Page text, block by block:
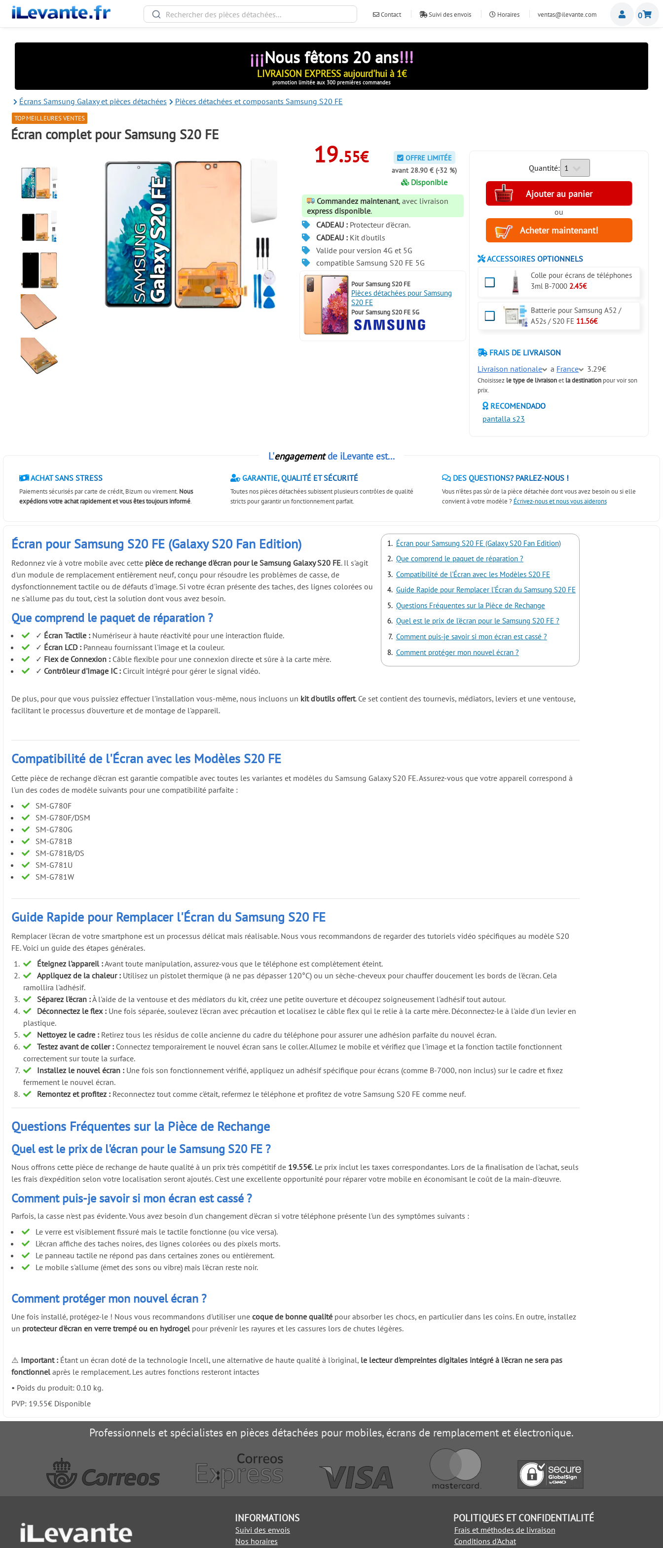
Contact Suivi des envois Horaires ventas@ilevante.com 0
¡¡¡Nous fêtons 20 ans!!!
LIVRAISON EXPRESS aujourd'hui à 1€
promotion limitée aux 300 premières commandes
Écrans Samsung Galaxy et pièces détachées Pièces détachées et composants Samsung S20 FE
TOP MEILLEURES VENTES
Écran complet pour Samsung S20 FE
19.55€
OFFRE LIMITÉE
avant 28.90 € (-32 %)
Disponible
Commandez maintenant, avec livraison
express disponible.
CADEAU :Protecteur d'écran.
CADEAU :Kit d'outils
Valide pour version 4G et 5G
compatible Samsung S20 FE 5G
Pour Samsung S20 FE
Pièces détachées pour Samsung
S20 FE
Pour Samsung S20 FE 5G
Quantité:
ou
ACCESSOIRES OPTIONNELS
Colle pour écrans de téléphones
3ml B-7000 2.45€
Batterie pour Samsung A52 /
A52s / S20 FE 11.56€
FRAIS DE LIVRAISON
Livraison nationale
a France 3.29€
Choisissez le type de livraisonetla destination pour voir son
prix.
RECOMENDADO
pantalla s23
L'engagementde iLevante est...
ACHAT SANS STRESS
Paiements sécurisés par carte de crédit, Bizum ou virement. Nous
expédions votre achat rapidement et vous êtes toujours informé.
GARANTIE, QUALITÉ ET SÉCURITÉ
Toutes nos pièces détachées subissent plusieurs contrôles de qualité
stricts pour garantir un fonctionnement parfait.
DES QUESTIONS? PARLEZ-NOUS !
Vous n'êtes pas sûr de la pièce détachée dont vous avez besoin ou si elle
convient à votre modèle ? Écrivez-nous et nous vous aiderons
Écran pour Samsung S20 FE (Galaxy S20 Fan Edition)
Que comprend le paquet de réparation ?
Compatibilité de l'Écran avec les Modèles S20 FE
Guide Rapide pour Remplacer l'Écran du Samsung S20 FE
Questions Fréquentes sur la Pièce de Rechange
Quel est le prix de l'écran pour le Samsung S20 FE ?
Comment puis-je savoir si mon écran est cassé ?
Comment protéger mon nouvel écran ?
Écran pour Samsung S20 FE (Galaxy S20 Fan Edition)
Redonnez vie à votre mobile avec cette pièce de rechange d'écran pour le Samsung Galaxy S20 FE. Il s'agit
d'un module de remplacement entièrement neuf, conçu pour résoudre les problèmes de casse, de
dysfonctionnement tactile ou de défauts d'image. Si votre écran présente des taches, des lignes colorées ou
ne s'allume pas du tout, c'est la solution dont vous avez besoin.
Que comprend le paquet de réparation ?
✓ Écran Tactile : Numériseur à haute réactivité pour une interaction fluide.
✓ Écran LCD : Panneau fournissant l'image et la couleur.
✓ Flex de Connexion : Câble flexible pour une connexion directe et sûre à la carte mère.
✓ Contrôleur d'Image IC : Circuit intégré pour gérer le signal vidéo.
De plus, pour que vous puissiez effectuer l'installation vous-même, nous incluons un kit d'outils offert. Ce set contient des tournevis, médiators, leviers et une ventouse,
facilitant le processus d'ouverture et de montage de l'appareil.
Compatibilité de l'Écran avec les Modèles S20 FE
Cette pièce de rechange d'écran est garantie compatible avec toutes les variantes et modèles du Samsung Galaxy S20 FE. Assurez-vous que votre appareil correspond à
l'un des codes de modèle suivants pour une compatibilité parfaite :
SM-G780F
SM-G780F/DSM
SM-G780G
SM-G781B
SM-G781B/DS
SM-G781U
SM-G781W
Guide Rapide pour Remplacer l'Écran du Samsung S20 FE
Remplacer l'écran de votre smartphone est un processus délicat mais réalisable. Nous vous recommandons de regarder des tutoriels vidéo spécifiques au modèle S20
FE. Voici un guide des étapes générales.
Éteignez l'appareil :Avant toute manipulation, assurez-vous que le téléphone est complètement éteint.
Appliquez de la chaleur : Utilisez un pistolet thermique (à ne pas dépasser 120°C) ou un sèche-cheveux pour chauffer doucement les bords de l'écran. Cela
ramollira l'adhésif.
Séparez l'écran :À l'aide de la ventouse et des médiators du kit, créez une petite ouverture et découpez soigneusement l'adhésif tout autour.
Déconnectez le flex : Une fois séparée, soulevez l'écran avec précaution et localisez le câble flex qui le relie à la carte mère. Déconnectez-le à l'aide d'un levier en
plastique.
Nettoyez le cadre : Retirez tous les résidus de colle ancienne du cadre du téléphone pour assurer une adhésion parfaite du nouvel écran.
Testez avant de coller : Connectez temporairement le nouvel écran sans le coller. Allumez le mobile et vérifiez que l'image et la fonction tactile fonctionnent
correctement sur toute la surface.
Installez le nouvel écran : Une fois son fonctionnement vérifié, appliquez un adhésif spécifique pour écrans (comme B-7000, non inclus) sur le cadre et fixez
fermement le nouvel écran.
Remontez et profitez : Reconnectez tout comme c'était, refermez le téléphone et profitez de votre Samsung S20 FE comme neuf.
Questions Fréquentes sur la Pièce de Rechange
Quel est le prix de l'écran pour le Samsung S20 FE ?
Nous offrons cette pièce de rechange de haute qualité à un prix très compétitif de 19.55€. Le prix inclut les taxes correspondantes. Lors de la finalisation de l'achat, seuls
les frais d'expédition selon votre localisation seront ajoutés. C'est une excellente opportunité pour réparer votre mobile en économisant le coût de la main-d'œuvre.
Comment puis-je savoir si mon écran est cassé ?
Parfois, la casse n'est pas évidente. Vous avez besoin d'un changement d'écran si votre téléphone présente l'un des symptômes suivants :
Le verre est visiblement fissuré mais le tactile fonctionne (ou vice versa).
L'écran affiche des taches noires, des lignes colorées ou des pixels morts.
Le panneau tactile ne répond pas dans certaines zones ou entièrement.
Le mobile s'allume (émet des sons ou vibre) mais l'écran reste noir.
Comment protéger mon nouvel écran ?
Une fois installé, protégez-le ! Nous vous recommandons d'utiliser unecoque de bonne qualité pour absorber les chocs, en particulier dans les coins. En outre, installez
un protecteur d'écran en verre trempé ou en hydrogel pour prévenir les rayures et les cassures lors de chutes légères.
⚠️ Important : Étant un écran doté de la technologie Incell, une alternative de haute qualité à l'original, le lecteur d'empreintes digitales intégré à l'écran ne sera pas
fonctionnel après le remplacement. Les autres fonctions resteront intactes
• Poids du produit: 0.10 kg.
PVP: 19.55€ Disponible
Professionnels et spécialistes en pièces détachées pour mobiles, écrans de remplacement et électronique.
INFORMATIONS
Suivi des envois
Nos horaires
POLITIQUES ET CONFIDENTIALITÉ
Frais et méthodes de livraison
Conditions d'Achat